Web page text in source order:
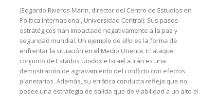
(Edgardo Riveros Marín, director del Centro de Estudios en
Política Internacional, Universidad Central): Sus pasos
estratégicos han impactado negativamente a la paz y
seguridad mundial. Un ejemplo de ello es la forma de
enfrentar la situación en el Medio Oriente. El ataque
conjunto de Estados Unidos e Israel a Irán es una
demostración de agravamiento del conflicto con efectos
planetarios. Además, su errática conducta refleja que no
posee una estrategia de salida que de viabilidad a un alto el